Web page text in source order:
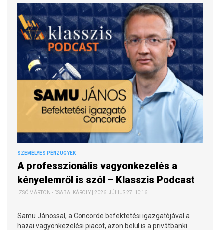
SZEMÉLYES PÉNZÜGYEK
A professzionális vagyonkezelés a
kényelemről is szól – Klasszis Podcast
IZSÓ MÁRTON - CSABAI KÁROLY | 2026. JÚLIUS 27. 10:16
Samu Jánossal, a Concorde befektetési igazgatójával a
hazai vagyonkezelési piacot, azon belül is a privátbanki